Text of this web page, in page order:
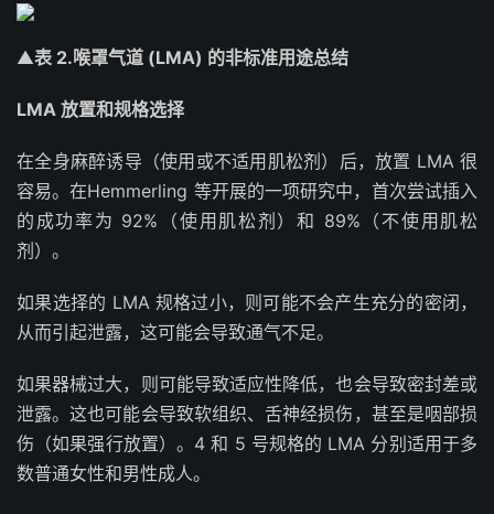
▲表 2.喉罩气道 (LMA) 的非标准用途总结
LMA 放置和规格选择
在全身麻醉诱导（使用或不适用肌松剂）后，放置 LMA 很
容易。在Hemmerling 等开展的一项研究中，首次尝试插入
的成功率为 92%（使用肌松剂）和 89%（不使用肌松
剂）。
如果选择的 LMA 规格过小，则可能不会产生充分的密闭，
从而引起泄露，这可能会导致通气不足。
如果器械过大，则可能导致适应性降低，也会导致密封差或
泄露。这也可能会导致软组织、舌神经损伤，甚至是咽部损
伤（如果强行放置）。4 和 5 号规格的 LMA 分别适用于多
数普通女性和男性成人。